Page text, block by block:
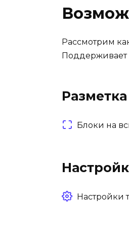
Рассмотрим
Поддерживает
Блоки на
Настройки